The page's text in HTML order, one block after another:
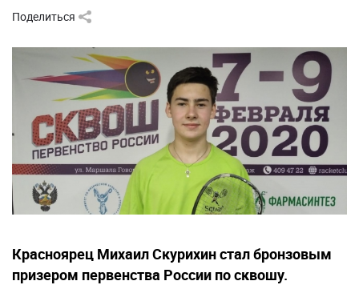
Поделиться
Красноярец Михаил Скурихин стал бронзовым
призером первенства России по сквошу.